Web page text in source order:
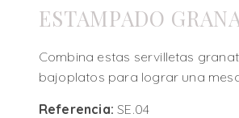
ESTAMPADO
Combina estas servilletas
bajoplatos para lograr una
Referencia: SE.04